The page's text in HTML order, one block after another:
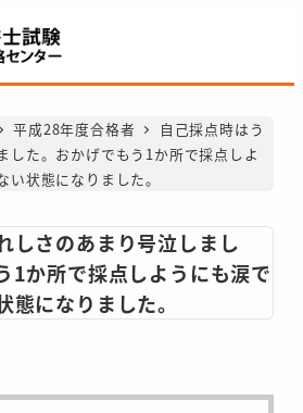
平成28年度合格者
自己採点時はう
した。おかげでもう1か所で採点しよ
い状態になりました。
しさのあまり号泣しまし
1か所で採点しようにも涙で
態になりました。